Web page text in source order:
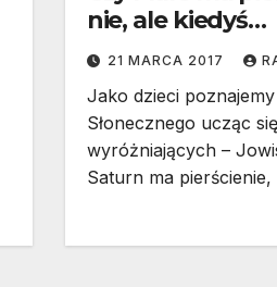
nie, ale kiedyś…
21 MARCA 2017
Jako dzieci
Słonecznego ucząc
wyróżniających –
Saturn ma